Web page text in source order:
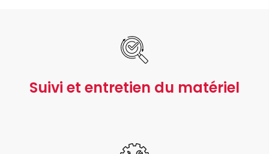
Suivi et entretien du matériel